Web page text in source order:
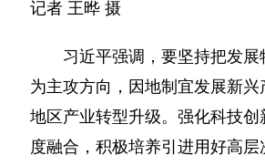
记者 王晔 摄
习近平强调，要坚持把发展
为主攻方向，因地制宜发展新兴
地区产业转型升级。强化科技创
度融合，积极培养引进用好高层